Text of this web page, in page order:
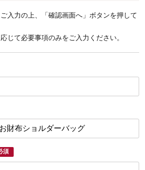
入力の上、「確認画面へ」ボタンを押して
じて必要事項のみをご入力ください。
須